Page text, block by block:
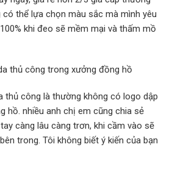
có thể lựa chọn màu sắc mà mình yêu
khi đeo sẽ mềm mại và thấm mồ
thủ công trong xưởng đồng hồ
thủ công là thường không có logo dập
hồ. nhiều anh chị em cũng chia sẻ
càng lâu càng trơn, khi cầm vào sẽ
trong. Tôi không biết ý kiến ​​của bạn